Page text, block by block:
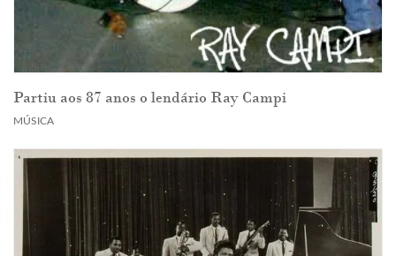
Partiu aos 87 anos o lendário Ray Campi
MÚSICA